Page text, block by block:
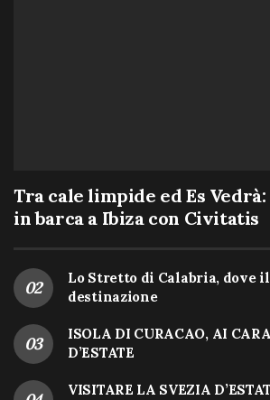
Tra cale limpide ed Es
in barca a Ibiza con Civitatis
Lo Stretto di Calabria, dove
destinazione
ISOLA DI CURACAO, AI
D’ESTATE
VISITARE LA SVEZIA